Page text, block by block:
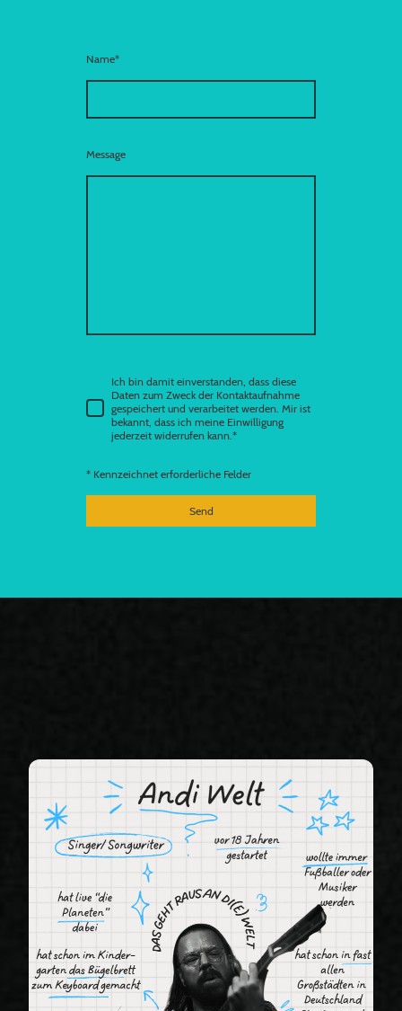
Name*
Message
Ich bin damit einverstanden, dass diese
Daten zum Zweck der Kontaktaufnahme
gespeichert und verarbeitet werden. Mir ist
bekannt, dass ich meine Einwilligung
jederzeit widerrufen kann.*
* Kennzeichnet erforderliche Felder
Send